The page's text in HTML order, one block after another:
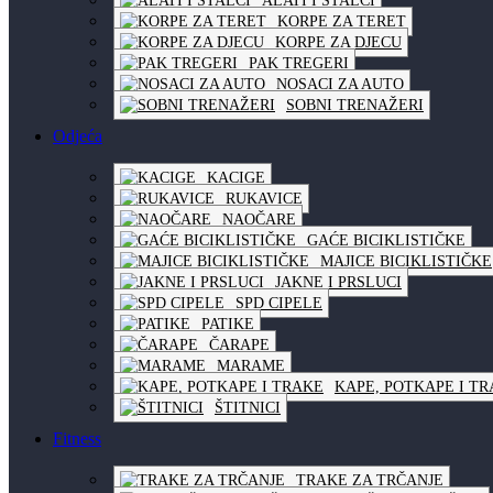
KORPE ZA TERET
KORPE ZA DJECU
PAK TREGERI
NOSACI ZA AUTO
SOBNI TRENAŽERI
Odjeća
KACIGE
RUKAVICE
NAOČARE
GAĆE BICIKLISTIČKE
MAJICE BICIKLISTIČKE
JAKNE I PRSLUCI
SPD CIPELE
PATIKE
ČARAPE
MARAME
KAPE, POTKAPE I
ŠTITNICI
Fitness
TRAKE ZA TRČANJE